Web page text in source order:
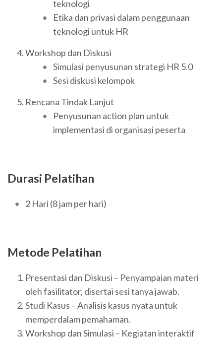
teknologi
Etika dan privasi dalam penggunaan
teknologi untuk HR
Workshop dan Diskusi
Simulasi penyusunan strategi HR 5.0
Sesi diskusi kelompok
Rencana Tindak Lanjut
Penyusunan action plan untuk
implementasi di organisasi peserta
Durasi Pelatihan
2 Hari (8 jam per hari)
Metode Pelatihan
Presentasi dan Diskusi – Penyampaian materi
oleh fasilitator, disertai sesi tanya jawab.
Studi Kasus – Analisis kasus nyata untuk
memperdalam pemahaman.
Workshop dan Simulasi – Kegiatan interaktif